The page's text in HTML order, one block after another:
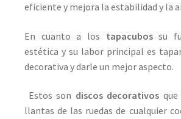
eficiente y mejora la estabilidad y la
En cuanto a los tapacubossu
estética y su labor principal es
decorativa y darle un mejor aspecto.
Estos son discos decorativos
llantas de las ruedas de cualquier